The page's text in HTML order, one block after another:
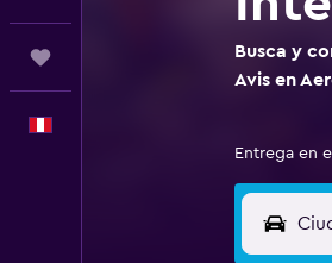
Busca y
Avis en
Entrega en